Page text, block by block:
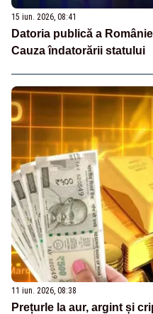
15 iun. 2026, 08:41
Datoria publică a
Cauza îndatorării statului
11 iun. 2026, 08:38
Prețurle la aur, argint și